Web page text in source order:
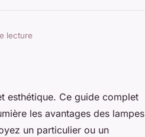
lecture
esthétique. Ce guide complet
les avantages des lampes
un particulier ou un